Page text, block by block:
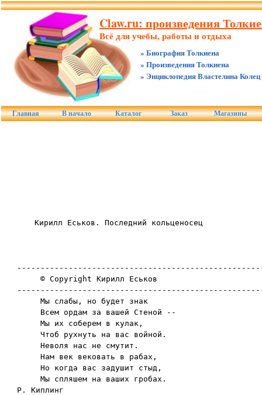
Claw.ru: произведения
Всё для учебы, работы и отдыха
» Биография Толкиена
» Произведения Толкиена
» Энциклопедия Властелина Колец
Главная В начало Каталог Заказ Магазины
Кирилл Еськов. Последний кольценосец
     © Copyright Кирилл Еськов
     Мы слабы, но будет знак
     Всем ордам за вашей Стеной --
     Мы их соберем в кулак,
     Чтоб рухнуть на вас войной.
     Неволя нас не смутит.
     Нам век вековать в рабах,
     Но когда вас задушит стыд,
     Мы спляшем на ваших гробах.
Р. Киплинг